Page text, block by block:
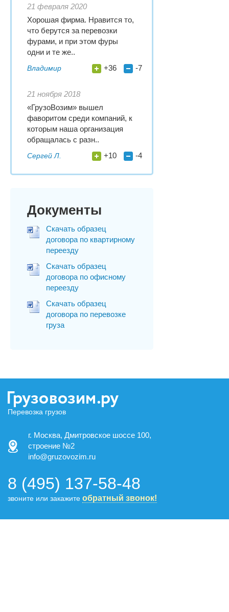
21 февраля 2020
Хорошая фирма. Нравится то,
что берутся за перевозки
фурами, и при этом фуры
одни и те же..
Владимир +36 -7
21 ноября 2018
«ГрузоВозим» вышел
фаворитом среди компаний, к
которым наша организация
обращалась с разн..
Сергей Л. +10 -4
Документы
Скачать образец
договора по квартирному
переезду
Скачать образец
договора по офисному
переезду
Скачать образец
договора по перевозке
груза
Перевозка грузов
г. Москва, Дмитровское шоссе 100,
строение №2
info@gruzovozim.ru
8 (495) 137-58-48
звоните или закажите обратный звонок!